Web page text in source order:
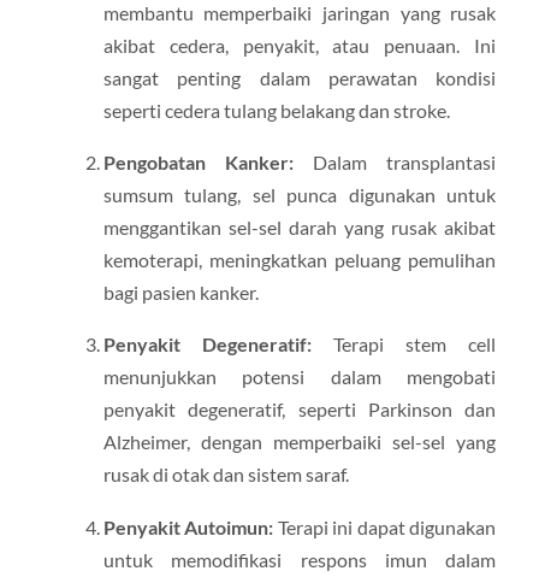
membantu memperbaiki jaringan yang rusak
akibat cedera, penyakit, atau penuaan. Ini
sangat penting dalam perawatan kondisi
seperti cedera tulang belakang dan stroke.
Pengobatan Kanker:Dalam transplantasi
sumsum tulang, sel punca digunakan untuk
menggantikan sel-sel darah yang rusak akibat
kemoterapi, meningkatkan peluang pemulihan
bagi pasien kanker.
Penyakit Degeneratif:Terapi stem cell
menunjukkan potensi dalam mengobati
penyakit degeneratif, seperti Parkinson dan
Alzheimer, dengan memperbaiki sel-sel yang
rusak di otak dan sistem saraf.
Penyakit Autoimun: Terapi ini dapat digunakan
untuk memodifikasi respons imun dalam